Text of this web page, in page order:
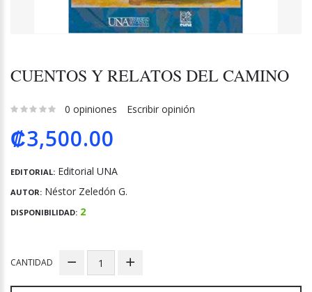
CUENTOS Y RELATOS DEL CAMINO
0 opiniones Escribir opinión
₡3,500.00
EDITORIAL: Editorial UNA
AUTOR: Néstor Zeledón G.
DISPONIBILIDAD: 2
CANTIDAD